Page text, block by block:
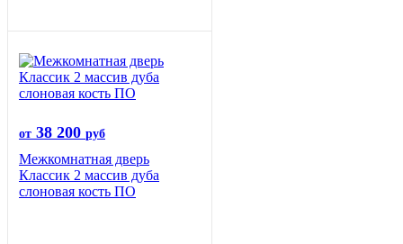
от 38 200 руб
Межкомнатная дверь
Классик 2 массив дуба
слоновая кость ПО